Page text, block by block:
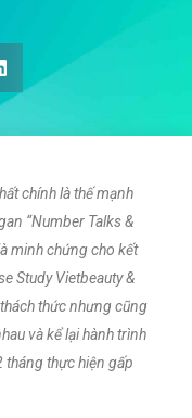
chính là thế mạnh
“Number Talks &
minh chứng cho kết
Study Vietbeauty &
thức nhưng cũng
và kể lại hành trình
tháng thực hiện gấp